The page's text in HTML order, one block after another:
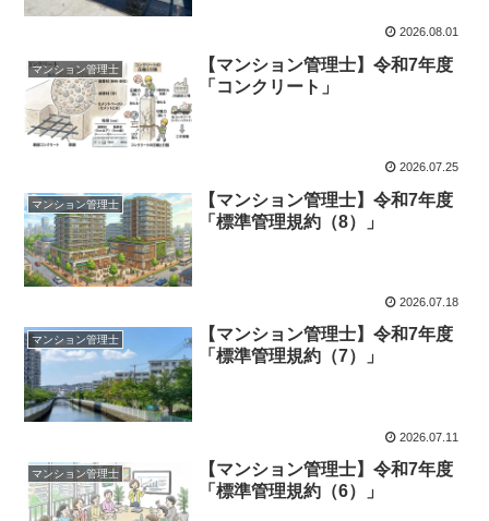
2026.08.01
マンション管理士
【マンション管理士】令和7年度
「コンクリート」
2026.07.25
マンション管理士
【マンション管理士】令和7年度
「標準管理規約（8）」
2026.07.18
マンション管理士
【マンション管理士】令和7年度
「標準管理規約（7）」
2026.07.11
マンション管理士
【マンション管理士】令和7年度
「標準管理規約（6）」